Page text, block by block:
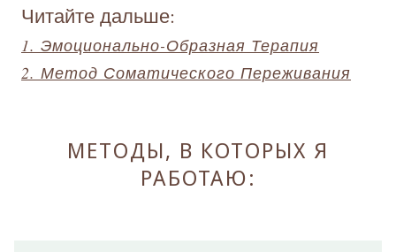
Читайте дальше:
1. Эмоционально-Образная Терапия
2. Метод Соматического Переживания
МЕТОДЫ, В КОТОРЫХ Я
РАБОТАЮ: